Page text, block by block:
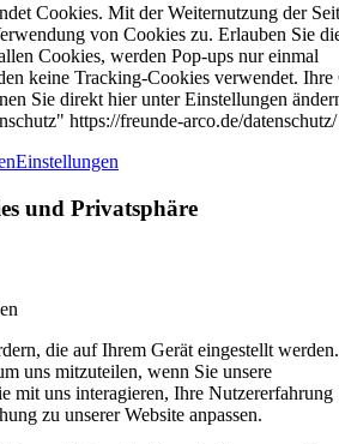
Cookies. Mit der Weiternutzung der
von Cookies zu. Erlauben Sie
Cookies, werden Pop-ups nur einmal
keine Tracking-Cookies verwendet.
Sie direkt hier unter Einstellungen
https://freunde-arco.de/datenschutz/
Einstellungen
und Privatsphäre
die auf Ihrem Gerät eingestellt werden.
uns mitzuteilen, wenn Sie unsere
mit uns interagieren, Ihre Nutzererfahrung
zu unserer Website anpassen.